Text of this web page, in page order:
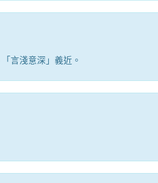
言淺意深」義近。